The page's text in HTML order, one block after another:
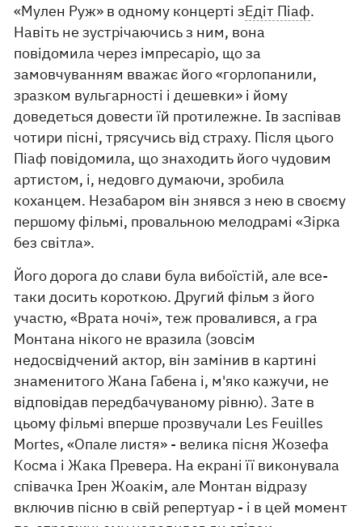
«Мулен Руж» в одному концерті зЕдіт Піаф.
Навіть не зустрічаючись з ним, вона
повідомила через імпресаріо, що за
замовчуванням вважає його «горлопанили,
зразком вульгарності і дешевки» і йому
доведеться довести їй протилежне. Ів заспівав
чотири пісні, трясучись від страху. Після цього
Піаф повідомила, що знаходить його чудовим
артистом, і, недовго думаючи, зробила
коханцем. Незабаром він знявся з нею в своєму
першому фільмі, провальною мелодрамі «Зірка
без світла».
Його дорога до слави була вибоїстій, але все-
таки досить короткою. Другий фільм з його
участю, «Врата ночі», теж провалився, а гра
Монтана нікого не вразила (зовсім
недосвідчений актор, він замінив в картині
знаменитого Жана Габена і, м'яко кажучи, не
відповідав передбачуваному рівню). Зате в
цьому фільмі вперше прозвучали Les Feuilles
Мortes, «Опале листя» - велика пісня Жозефа
Косма і Жака Превера. На екрані її виконувала
співачка Ірен Жоакім, але Монтан відразу
включив пісню в свій репертуар - і в цей момент